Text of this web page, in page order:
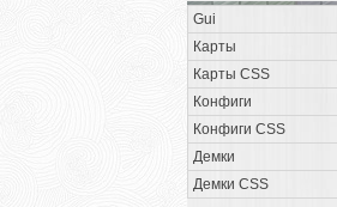
Gui
Карты
Карты CSS
Конфиги
Конфиги CSS
Демки
Демки CSS